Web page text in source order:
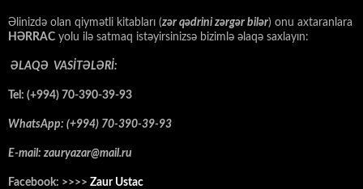
Əlinizdə olan qiymətli kitabları (zər qədrini zərgər bilər) onu axtaranlara
HƏRRAC yolu ilə satmaq istəyirsinizsə bizimlə əlaqə saxlayın:
ƏLAQƏ VASİTƏLƏRİ:
Tel: (+994) 70-390-39-93
WhatsApp: (+994) 70-390-39-93
E-mail: zauryazar@mail.ru
Facebook: >>>> Zaur Ustac